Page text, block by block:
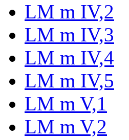
LM m IV,2
LM m IV,3
LM m IV,4
LM m IV,5
LM m V,1
LM m V,2